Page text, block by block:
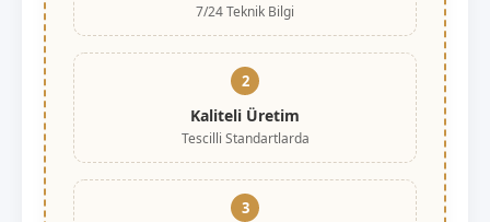
7/24 Teknik Bilgi
2
Kaliteli Üretim
Tescilli Standartlarda
3